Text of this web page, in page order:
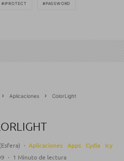
IPROTECT PASSWORD
Aplicaciones ColorLight
· Aplicaciones Apps Cydia
Icy
· 1 Minuto de lectura